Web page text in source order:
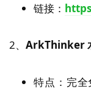
链接：
2、 ArkThinker
特点：完全